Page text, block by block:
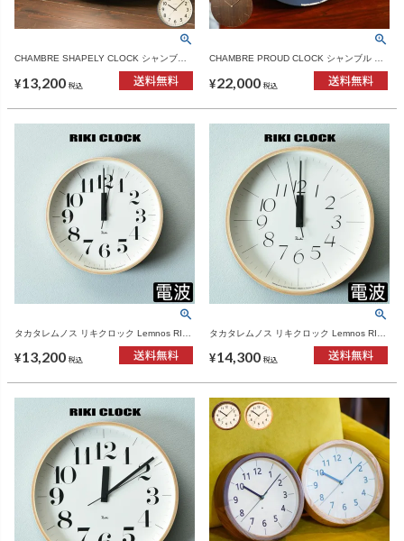
CHAMBRE SHAPELY CLOCK シャンブル
シェープリークロック | インテリア雑貨・掛
け時計
¥13,200 税込
CHAMBRE PROUD CLOCK シャンブル プ
ラウドクロック | インテリア雑貨・掛け時計
¥22,000 税込
タカタレムノス リキクロック Lemnos RIKI
け時計
¥13,200 税込
タカタレムノス リキクロック Lemnos RIKI
け時計
¥14,300 税込